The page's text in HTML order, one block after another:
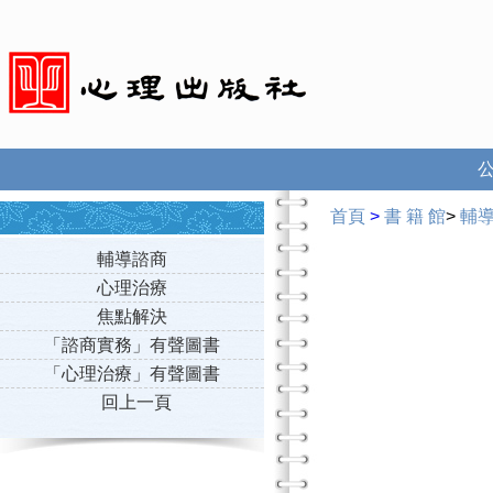
輔導諮商
心理治療
焦點解決
「諮商實務」有聲圖書
「心理治療」有聲圖書
回上一頁
首頁 > 書 籍 館> 輔